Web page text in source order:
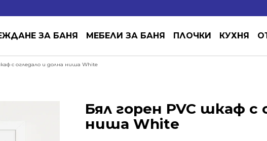
ЗА БАНЯ МЕБЕЛИ ЗА БАНЯ ПЛОЧКИ КУХНЯ
с огледало и долна ниша White
Бял горен PVC шкаф с
ниша White